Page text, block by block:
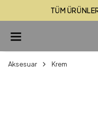
TÜM
Aksesuar Krem